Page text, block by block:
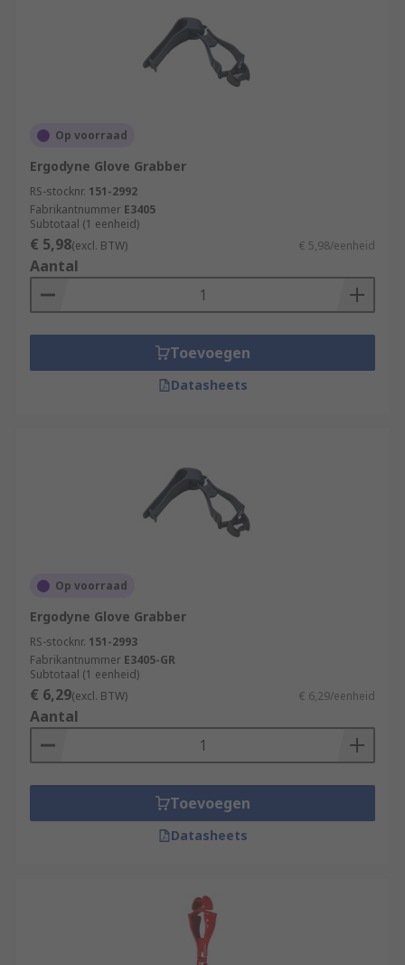
Op voorraad
Ergodyne Glove Grabber
RS-stocknr. 151-2992
Fabrikantnummer E3405
Subtotaal (1 eenheid)
€ 5,98(excl. BTW) € 5,98/eenheid
Aantal
Toevoegen
Datasheets
Op voorraad
Ergodyne Glove Grabber
RS-stocknr. 151-2993
Fabrikantnummer E3405-GR
Subtotaal (1 eenheid)
€ 6,29(excl. BTW) € 6,29/eenheid
Aantal
Toevoegen
Datasheets